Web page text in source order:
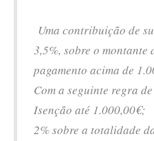
Uma contribuição de
3,5%, sobre o montante
pagamento acima de
Com a seguinte regra
Isenção até 1.000,00€;
2% sobre a totalidade